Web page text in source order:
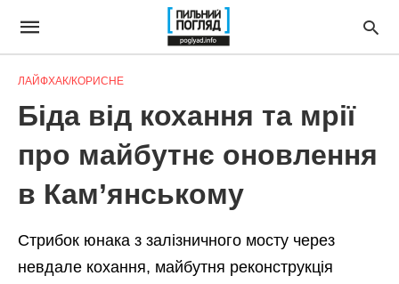
ЛАЙФХАК/КОРИСНЕ
Біда від кохання та мрії
про майбутнє оновлення
в Кам’янському
Стрибок юнака з залізничного мосту через
невдале кохання, майбутня реконструкція